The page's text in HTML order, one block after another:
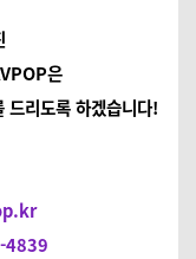
은
드리도록 하겠습니다!
4839